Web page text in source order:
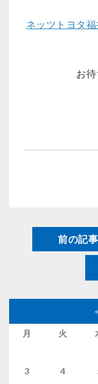
ネッツトヨタ
お待
前の記
月 火
3
4